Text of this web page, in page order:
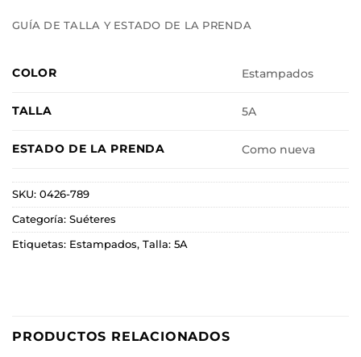
GUÍA DE TALLA Y ESTADO DE LA PRENDA
COLOR Estampados
TALLA 5A
ESTADO DE LA PRENDA Como nueva
SKU: 0426-789
Categoría: Suéteres
Etiquetas: Estampados, Talla: 5A
PRODUCTOS RELACIONADOS